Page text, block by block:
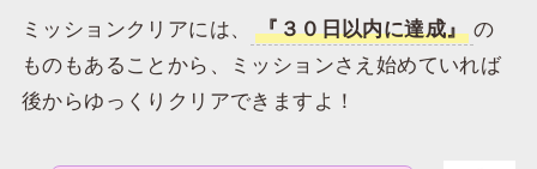
ミッションクリアには、 『３０日以内に達成』 の
ものもあることから、ミッションさえ始めていれば
後からゆっくりクリアできますよ！